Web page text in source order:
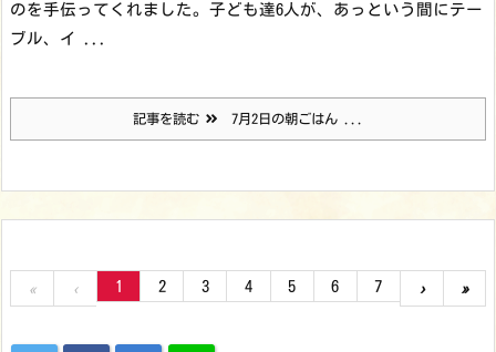
のを手伝ってくれました。子ども達6人が、あっという間にテー
ブル、イ ...
記事を読む 7月2日の朝ごはん ...
« ‹ 1 2 3 4 5 6 7 › »